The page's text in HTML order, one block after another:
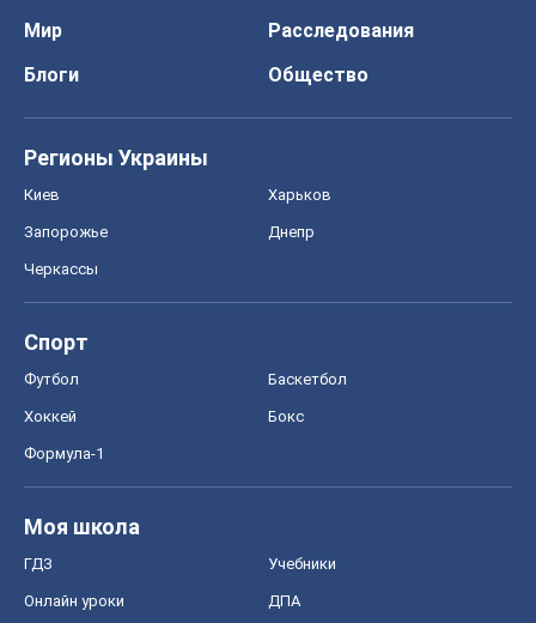
Мир
Расследования
Блоги
Общество
Регионы Украины
Киев Харьков
Запорожье Днепр
Черкассы
Спорт
Футбол Баскетбол
Хоккей Бокс
Формула-1
Моя школа
ГДЗ Учебники
Онлайн уроки ДПА